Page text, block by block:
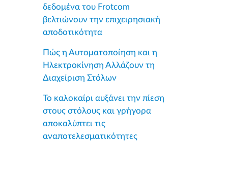
δεδομένα του Frotcom
βελτιώνουν την επιχειρησιακή
αποδοτικότητα
Πώς η Αυτοματοποίηση και η
Ηλεκτροκίνηση Αλλάζουν τη
Διαχείριση Στόλων
Το καλοκαίρι αυξάνει την πίεση
στους στόλους και γρήγορα
αποκαλύπτει τις
αναποτελεσματικότητες